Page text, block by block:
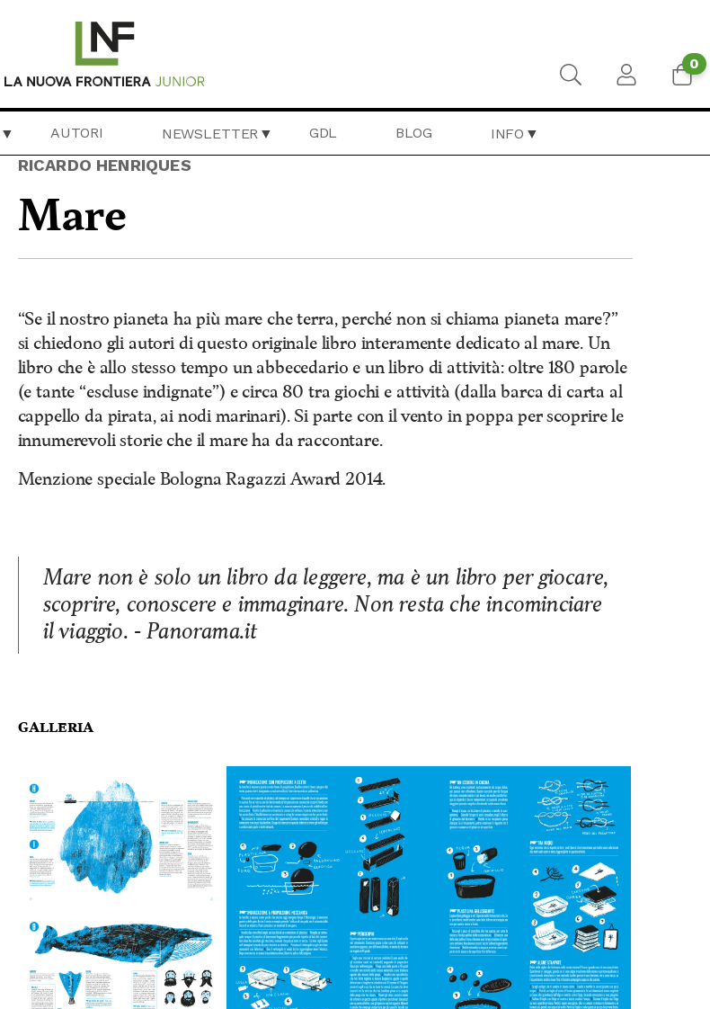
0
AUTORI NEWSLETTER GDL BLOG INFO
RICARDO HENRIQUES
Mare
“Se il nostro pianeta ha più mare che terra, perché non si chiama pianeta mare?”
si chiedono gli autori di questo originale libro interamente dedicato al mare. Un
libro che è allo stesso tempo un abbecedario e un libro di attività: oltre 180 parole
(e tante “escluse indignate”) e circa 80 tra giochi e attività (dalla barca di carta al
cappello da pirata, ai nodi marinari). Si parte con il vento in poppa per scoprire le
innumerevoli storie che il mare ha da raccontare.
Menzione speciale Bologna Ragazzi Award 2014.
Mare non è solo un libro da leggere, ma è un libro per giocare,
scoprire, conoscere e immaginare. Non resta che incominciare
il viaggio. - Panorama.it
Galleria